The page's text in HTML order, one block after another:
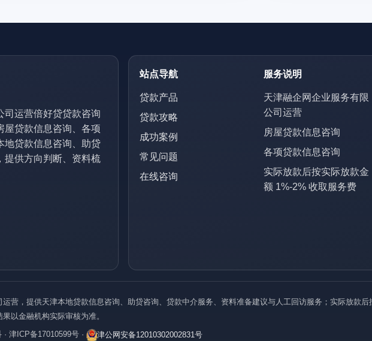
司运营倍好贷贷款咨询
屋贷款信息咨询、各项
地贷款信息咨询、助贷
提供方向判断、资料梳
站点导航
贷款产品
贷款攻略
成功案例
常见问题
在线咨询
服务说明
天津融企网企业服务有限
公司运营
房屋贷款信息咨询
各项贷款信息咨询
实际放款后按实际放款金
额 1%-2% 收取服务费
营，提供天津本地贷款信息咨询、助贷咨询、贷款中介服务、资料准备建议与人工回访服务；实际放款
以金融机构实际审核为准。
· 津ICP备17010599号 · 津公网安备12010302002831号